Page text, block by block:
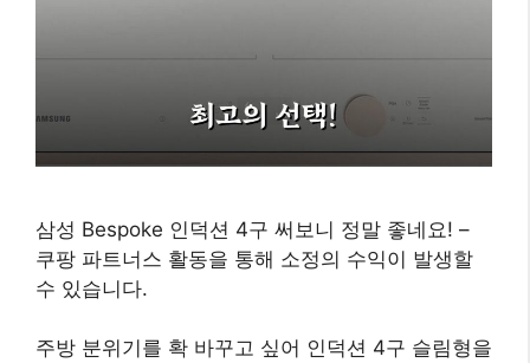
삼성 Bespoke 인덕션 4구 써보니 정말 좋네요! –
쿠팡 파트너스 활동을 통해 소정의 수익이 발생할
수 있습니다.
주방 분위기를 확 바꾸고 싶어 인덕션 4구 슬림형을